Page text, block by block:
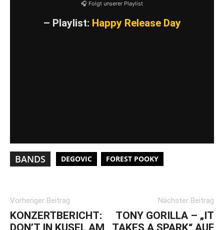
🎧 Folgt unserer Playlist
– Playlist: Happy Release Day
BANDS DEGOVIC FOREST POOKY
Vorheriger Beitrag
KONZERTBERICHT:
DON’T IN KUSEL AM
Nächster Beitrag
TONY GORILLA – „IT
TAKES A SPARK“ AUF